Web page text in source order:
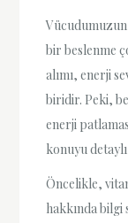
Vücudumuzun
bir beslenme
alımı, enerji
biridir. Peki,
enerji
konuyu
Öncelikle,
hakkında bilgi